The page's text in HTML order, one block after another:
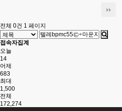
전체 0건 1 페이지
접속자집계
오늘
14
어제
683
최대
1,500
전체
172,274